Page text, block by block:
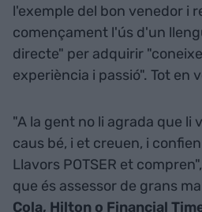
l'exemple del bon venedor i
començament l'ús d'un
directe" per adquirir
experiència i passió". Tot en
"A la gent no li agrada que li
caus bé, i et creuen, i
Llavors POTSER et
que és assessor de grans
Cola, Hilton o Financial